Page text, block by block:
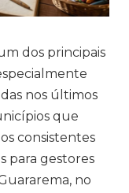
dos principais
nos últimos
que
consistentes
para gestores
no